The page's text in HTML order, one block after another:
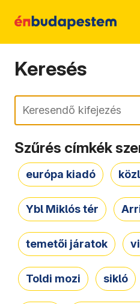
Keresés
Keresés
Szűrés címkék
európa kiadó
Ybl Miklós tér
temetői járatok
Toldi mozi sikló